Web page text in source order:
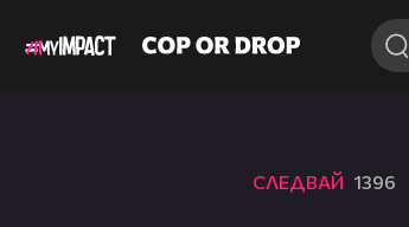
СЛЕДВАЙ 1396